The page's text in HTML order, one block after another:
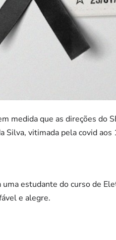
medida que as direções do
Silva, vitimada pela covid aos
estudante do curso de
e alegre.